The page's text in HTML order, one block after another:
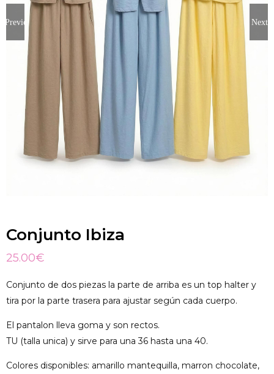
Previous Next
Conjunto Ibiza
25.00€
Conjunto de dos piezas la parte de arriba es un top halter y
tira por la parte trasera para ajustar según cada cuerpo.
El pantalon lleva goma y son rectos.
TU (talla unica) y sirve para una 36 hasta una 40.
Colores disponibles: amarillo mantequilla, marron chocolate,